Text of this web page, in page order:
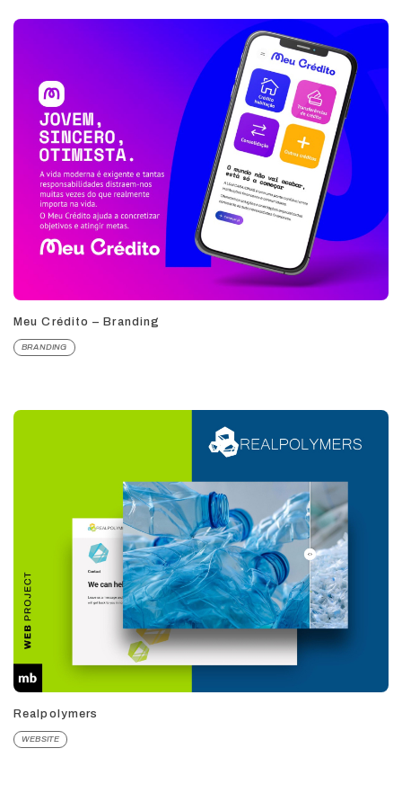
Meu Crédito – Branding
BRANDING
Realpolymers
WEBSITE